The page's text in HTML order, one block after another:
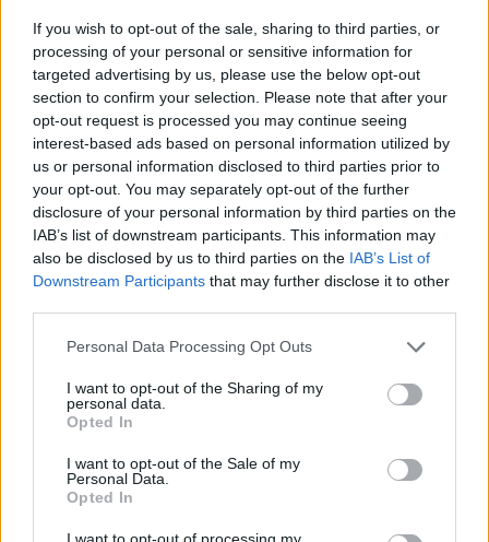
If you wish to opt-out of the sale, sharing to third parties, or
processing of your personal or sensitive information for
targeted advertising by us, please use the below opt-out
section to confirm your selection. Please note that after your
opt-out request is processed you may continue seeing
interest-based ads based on personal information utilized by
us or personal information disclosed to third parties prior to
your opt-out. You may separately opt-out of the further
disclosure of your personal information by third parties on the
IAB’s list of downstream participants. This information may
also be disclosed by us to third parties on the IAB’s List of
Downstream Participants that may further disclose it to other
Personal Data Processing Opt Outs
I want to opt-out of the Sharing of my
personal data.
Opted In
I want to opt-out of the Sale of my
Personal Data.
Opted In
I want to opt-out of processing my
«αφρόκρεμα» του ελληνικού
yachting δίνει ραντεβού στο
Λαύριο, το τετραήμερο 15-18
Οκτωβρίου 2026
30/07/26|16:34
ENTERPRISE GREECE και
ΣΕΠΕΕ ένωσαν δυνάμεις για την
προώθηση των εξαγωγών
ένδυσης – κλωστοϋφαντουργίας
30/07/26| 13:16
Η νέα ευρωπαϊκή έκθεση για την
της στο Βερολίνο από τις 26 έως
το ΣΠΑΡΤΑΘΛΟΝ